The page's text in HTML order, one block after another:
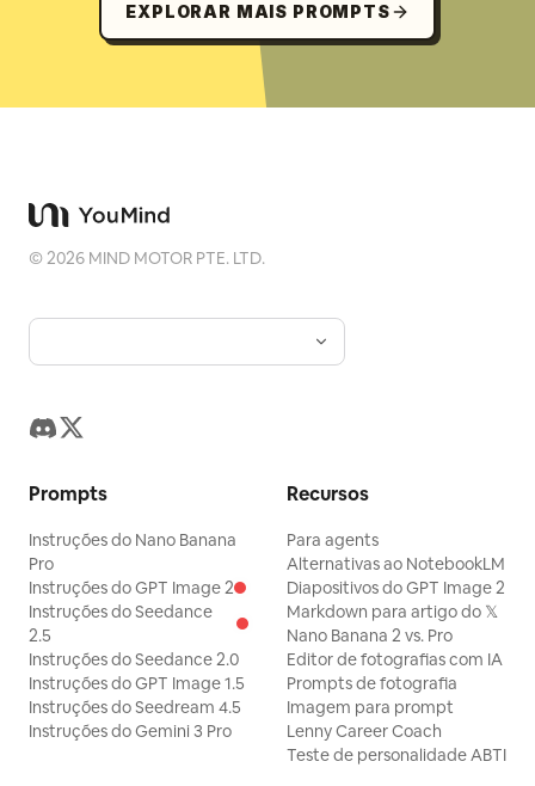
EXPLORAR MAIS PROMPTS
©2026 MIND MOTOR PTE. LTD.
Prompts
Instruções do Nano Banana
Pro
Instruções do GPT Image 2
Instruções do Seedance
2.5
Instruções do Seedance 2.0
Instruções do GPT Image 1.5
Instruções do Seedream 4.5
Instruções do Gemini 3 Pro
Recursos
Para agents
Alternativas ao NotebookLM
Diapositivos do GPT Image 2
Markdown para artigo do 𝕏
Nano Banana 2 vs. Pro
Editor de fotografias com IA
Prompts de fotografia
Imagem para prompt
Lenny Career Coach
Teste de personalidade ABTI